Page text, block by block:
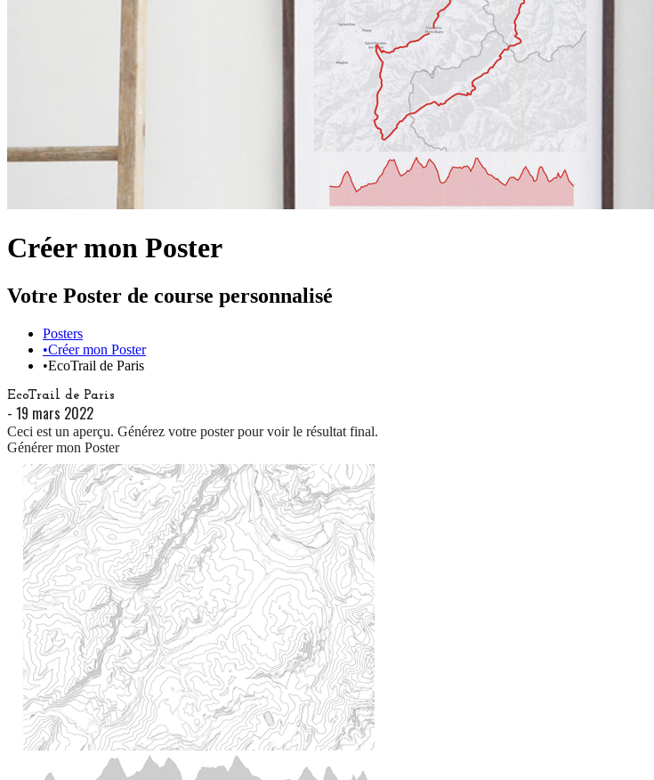
Créer mon Poster
Votre Poster de course personnalisé
Posters
•Créer mon Poster
•EcoTrail de Paris
EcoTrail de Paris
- 19 mars 2022
Ceci est un aperçu. Générez votre poster pour voir le résultat final.
Générer mon Poster